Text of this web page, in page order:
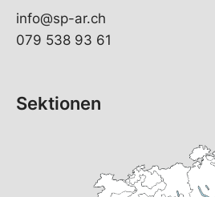
info@sp-ar.ch
079 538 93 61
Sektionen